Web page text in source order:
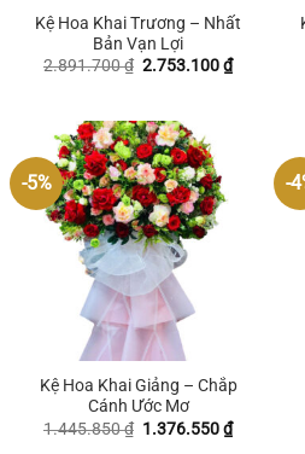
Kệ Hoa Khai Trương – Nhất
Bản Vạn Lợi
2.891.700₫ Giá
2.753.100₫Giá
hiện
-5%
Kệ Hoa Khai Giảng – Chắp
Cánh Ước Mơ
1.445.850₫ Giá
1.376.550₫Giá
hiện
-